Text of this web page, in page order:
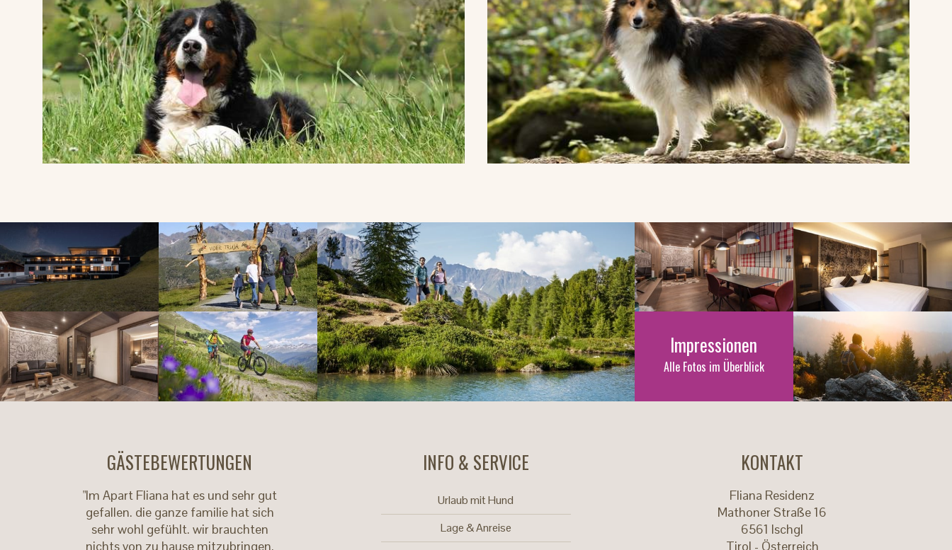
Impressionen
Alle Fotos im Überblick
GÄSTEBEWERTUNGEN
"Im Apart Fliana hat es und sehr gut
gefallen. die ganze familie hat sich
sehr wohl gefühlt. wir brauchten
nichts von zu hause mitzubringen,
INFO & SERVICE
Urlaub mit Hund
Lage & Anreise
KONTAKT
Fliana Residenz
Mathoner Straße 16
6561 Ischgl
Tirol - Österreich